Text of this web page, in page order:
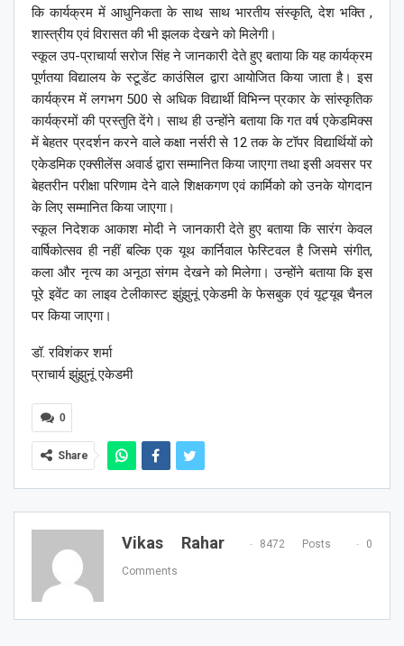
कि कार्यक्रम में आधुनिकता के साथ साथ भारतीय संस्कृति, देश भक्ति ,
शास्त्रीय एवं विरासत की भी झलक देखने को मिलेगी।
स्कूल उप-प्राचार्या सरोज सिंह ने जानकारी देते हुए बताया कि यह कार्यक्रम
पूर्णतया विद्यालय के स्टूडेंट काउंसिल द्वारा आयोजित किया जाता है। इस
कार्यक्रम में लगभग 500 से अधिक विद्यार्थी विभिन्न प्रकार के सांस्कृतिक
कार्यक्रमों की प्रस्तुति देंगे। साथ ही उन्होंने बताया कि गत वर्ष एकेडमिक्स
में बेहतर प्रदर्शन करने वाले कक्षा नर्सरी से 12 तक के टॉपर विद्यार्थियों को
एकेडमिक एक्सीलेंस अवार्ड द्वारा सम्मानित किया जाएगा तथा इसी अवसर पर
बेहतरीन परीक्षा परिणाम देने वाले शिक्षकगण एवं कार्मिको को उनके योगदान
के लिए सम्मानित किया जाएगा।
स्कूल निदेशक आकाश मोदी ने जानकारी देते हुए बताया कि सारंग केवल
वार्षिकोत्सव ही नहीं बल्कि एक यूथ कार्निवाल फेस्टिवल है जिसमे संगीत,
कला और नृत्य का अनूठा संगम देखने को मिलेगा। उन्होंने बताया कि इस
पूरे इवेंट का लाइव टेलीकास्ट झुंझुनूं एकेडमी के फेसबुक एवं यूट्यूब चैनल
पर किया जाएगा।
डॉ. रविशंकर शर्मा
प्राचार्य झुंझुनूं एकेडमी
0
Share
Vikas Rahar 8472 Posts 0
Comments